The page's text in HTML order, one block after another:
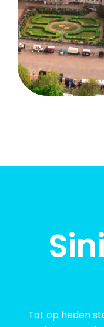
Tot op heden